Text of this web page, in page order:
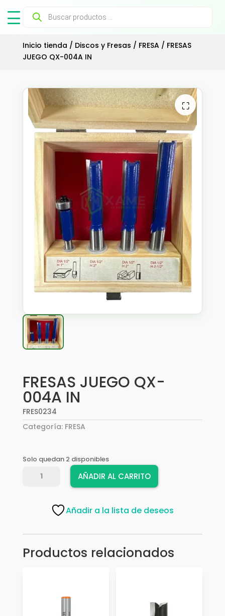
Búsqueda
productos
Inicio tienda / Discos y Fresas / FRESA/ FRESAS
JUEGO QX-004A IN
⛶
FRESAS JUEGO QX-
004A IN
FRES0234
Categoría: FRESA
Solo quedan 2 disponibles
FRESAS
AÑADIR AL CARRITO
Añadir a la lista de deseos
Productos relacionados